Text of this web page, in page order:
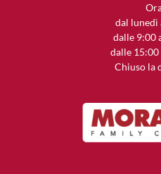
dal lunedì
dalle 9:00
dalle
Chiuso la